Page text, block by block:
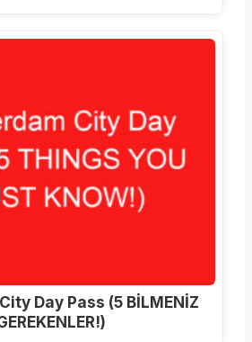
Day Pass (5 BİLMENİZ